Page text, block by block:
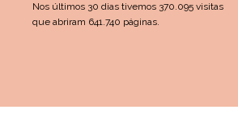
Nos últimos 30 dias tivemos 370.095 visitas
que abriram 641.740 páginas.